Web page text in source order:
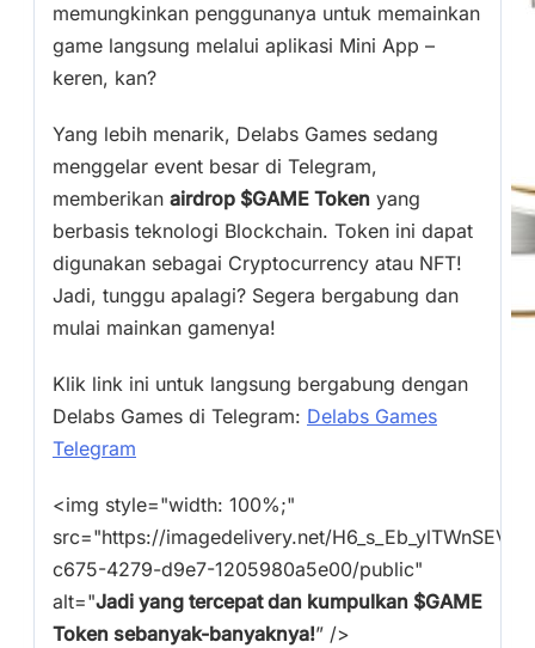
memungkinkan penggunanya untuk memainkan
game langsung melalui aplikasi Mini App –
keren, kan?
Yang lebih menarik, Delabs Games sedang
menggelar event besar di Telegram,
memberikan airdrop $GAME Token yang
berbasis teknologi Blockchain. Token ini dapat
digunakan sebagai Cryptocurrency atau NFT!
Jadi, tunggu apalagi? Segera bergabung dan
mulai mainkan gamenya!
Klik link ini untuk langsung bergabung dengan
Delabs Games di Telegram: Delabs Games
Telegram
<img style="width: 100%;"
src="https://imagedelivery.net/
c675-4279-d9e7-1205980a5e00/public"
alt="Jadi yang tercepat dan kumpulkan $GAME
Token sebanyak-banyaknya!” />